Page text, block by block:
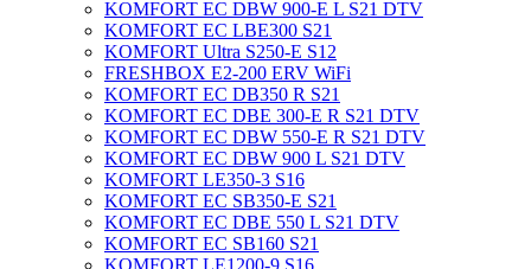
KOMFORT EC DBW 900-E L S21 DTV
KOMFORT EC LBE300 S21
KOMFORT Ultra S250-E S12
FRESHBOX E2-200 ERV WiFi
KOMFORT EC DB350 R S21
KOMFORT EC DBE 300-E R S21 DTV
KOMFORT EC DBW 550-E R S21 DTV
KOMFORT EC DBW 900 L S21 DTV
KOMFORT LE350-3 S16
KOMFORT EC SB350-E S21
KOMFORT EC DBE 550 L S21 DTV
KOMFORT EC SB160 S21